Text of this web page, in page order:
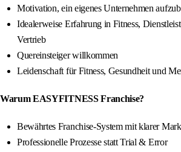
Motivation, ein eigenes Unternehmen
Idealerweise Erfahrung in Fitness,
Vertrieb
Quereinsteiger willkommen
Leidenschaft für Fitness, Gesundheit und
Warum EASYFITNESS Franchise?
Bewährtes Franchise-System mit klarer
Professionelle Prozesse statt Trial & Error